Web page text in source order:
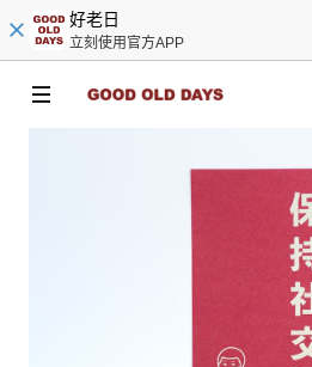
好老日
立刻使用官方APP